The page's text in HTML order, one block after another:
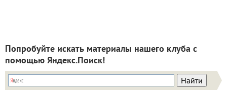
Попробуйте искать материалы нашего клуба с
помощью Яндекс.Поиск!